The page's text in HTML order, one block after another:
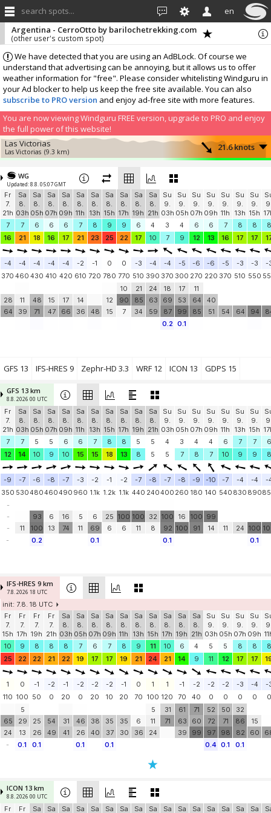
search spots... en
We have detected that you are using an AdBLock. Of course we
understand that advertising can be annoying, but it allows us to offer
weather information for "free". Please consider whitelisting Windguru in
your Ad blocker to help us keep the free site available. You can also
subscribe to PRO version and enjoy ad-free site with more features.
You are now viewing Windguru FREE version, upgrade to PRO and enjoy
the full power of this website!
Argentina - CerroOtto by barilochetrekking.com
(other user's custom spot)
Las Victorias
Las Victorias (9.3 km)
21.6 knots
CIAV Lynch
Lomas del Cauquen
Lomas del Cauquen (2.8 km) 4.8 knots
More stations:
El Choike - Bariloche
MeteoStar Team (12.8 km)
8.5 knots
ProteccionCivilVLA2
MeteoStar (47.9 km) 0 knots
WG
Updated: 8.8. 05:07 GMT
Fr
7.
21h
Sa
8.
03h
Sa
8.
05h
Sa
8.
07h
Sa
8.
09h
Sa
8.
11h
Sa
8.
13h
Sa
8.
15h
Sa
8.
17h
Sa
8.
19h
Sa
8.
21h
Su
9.
03h
Su
9.
05h
Su
9.
07h
Su
9.
09h
Su
9.
11h
Su
9.
13h
Su
9.
15h
7
7 6 6 6 7 8 9 9 6 4 3 4 6 6 7 8 8
8
16
21 18 16 17 21 23 25 22 17 10 7 9 12 13 16 17 17
-4 -4 -4 -4 -4 -2 -1 0 0 -3 -4 -4 -5 -6 -6 -5 -3 -3
-
370 460 430 410 420 610 720 780 770 510 390 370 300 270 220 370 510 550
28
64
11
39
48
71
15
47
17
66
14
36
48
12
15
10
90
7
21
85
34
24
63
59
18
69
87
17
53
99
11
64
85
40
51
54 64 94
0.2 0.1
GFS 13 IFS-HRES 9 Zephr-HD 3.3 WRF 12 ICON 13 GDPS 15
GFS 13 km
8.8. 2026 00 UTC
Fr
7.
21h
Sa
8.
03h
Sa
8.
05h
Sa
8.
07h
Sa
8.
09h
Sa
8.
11h
Sa
8.
13h
Sa
8.
15h
Sa
8.
17h
Sa
8.
19h
Sa
8.
21h
Su
9.
03h
Su
9.
05h
Su
9.
07h
Su
9.
09h
Su
9.
11h
Su
9.
13h
Su
9.
15h
7
7 5 5 6 6 7 8 8 5 5 4 3 4 4 6 7 7
6
12
14 10 9 10 15 15 18 13 8 5 5 7 8 7 10 9 9 8
-9 -7 -6 -8 -7 -3 -2 -1 -2 -7 -8 -7 -8 -9 -10 -7 -4 -4
-
350 530480460490 960 1.1k 1.2k 1.1k 440 240400 260 180 140 540 830 890
-
-
-
11
93
100
6
13
16
74
5
11
6
69
25
6
100
6
100
11
32
8
100
92
16
100
100
91
99
14
11 24 100
-
0.2 0.1 0.1 0.1
IFS-HRES 9 km
7.8. 2026 18 UTC
init: 7.8. 18 UTC
Fr
7.
15h
Fr
7.
17h
Fr
7.
19h
Fr
7.
21h
Sa
8.
03h
Sa
8.
05h
Sa
8.
07h
Sa
8.
09h
Sa
8.
11h
Sa
8.
13h
Sa
8.
15h
Sa
8.
17h
Sa
8.
19h
Sa
8.
21h
Su
9.
03h
Su
9.
05h
Su
9.
07h
Su
9.
09h
10
9 8 8 8 7 6 7 8 9 11 10 6 4 5 5 8 8
8
25
22 22 21 22 19 17 17 19 21 24 21 14 9 11 12 17 17
1 0 -1 -2 -1 -2 -2 -2 -1 0 1 1 -1 -2 -2 -2 -3 -4
-
110 100 50 0 20 0 20 10 20 70 100 120 70 40 0 0 0 0 0
65
24
5
29
13
25
26
54
49
31
41
46
26
38
40
35
37
35
30
6
36
5
11
24
31
71
61
63
39
71
60
99
52
72
97
50
71
98
32
86
82
15
60
-
0.1 0.1 0.1 0.1 0.4 0.1 0.1
ICON 13 km
8.8. 2026 00 UTC
Fr
Fr
Sa
Sa
Sa
Sa
Sa
Sa
Sa
Sa
Sa
Sa
Sa
Sa
Sa
Sa
Sa
Sa